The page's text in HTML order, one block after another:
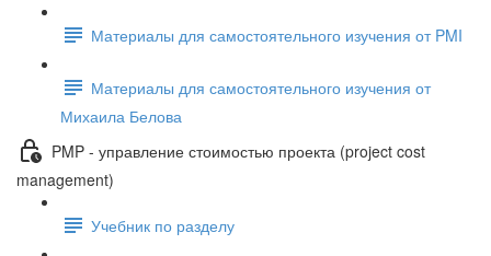
Материалы для самостоятельного изучения от PMI
Материалы для самостоятельного изучения от
Михаила Белова
PMP - управление стоимостью проекта (project cost
management)
Учебник по разделу